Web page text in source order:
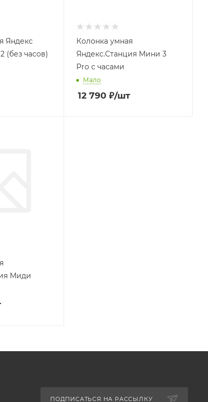
Яндекс
(без часов)
Колонка умная
Яндекс.Станция Мини 3
Pro с часами
Мало
12 790 ₽/шт
Миди
ПОДПИСАТЬСЯ НА РАССЫЛКУ